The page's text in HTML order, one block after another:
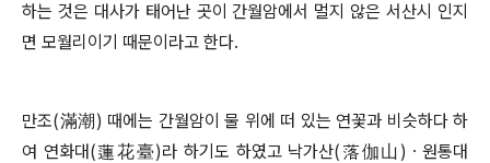
하는 것은 대사가 태어난 곳이 간월암에서 멀지 않은 서산시 인지
면 모월리이기 때문이라고 한다.
만조(滿潮) 때에는 간월암이 물 위에 떠 있는 연꽃과 비슷하다 하
여 연화대(蓮花臺)라 하기도 하였고 낙가산(落伽山 ) ㆍ원통대